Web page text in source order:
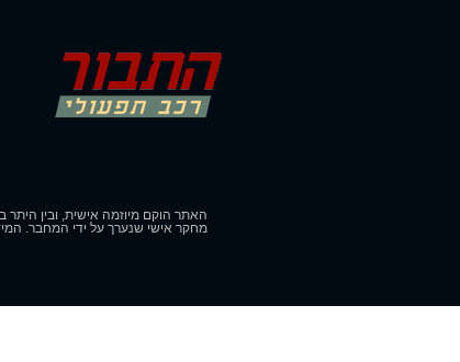
האתר הוקם מיוזמה אישית, ובין
מחקר אישי שנערך על ידי המחבר.